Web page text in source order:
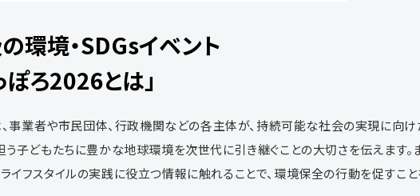
環境・SDGsイベント
ぽろ2026とは」
事業者や市民団体、行政機関などの各主体が、持続可能な社会の実現に向
う子どもたちに豊かな地球環境を次世代に引き継ぐことの大切さを伝えます。
イフスタイルの実践に役立つ情報に触れることで、環境保全の行動を促すこと